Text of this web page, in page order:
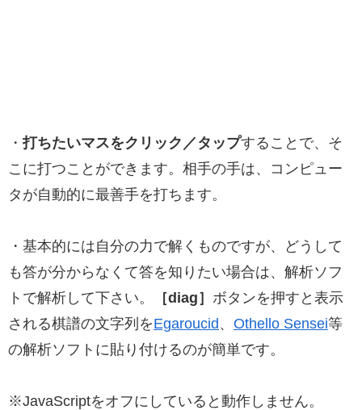
・打ちたいマスをクリック／タップすることで、そ
こに打つことができます。相手の手は、コンピュー
タが自動的に最善手を打ちます。
・基本的には自分の力で解くものですが、どうして
も答が分からなくて答を知りたい場合は、解析ソフ
トで解析して下さい。
［diag］ ボタンを押すと表示
される棋譜の文字列をEgaroucid、 Othello Sensei等
の解析ソフトに貼り付けるのが簡単です。
※JavaScriptをオフにしていると動作しません。